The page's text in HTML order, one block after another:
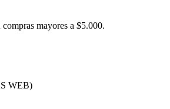
mayores a $5.000.
WEB)